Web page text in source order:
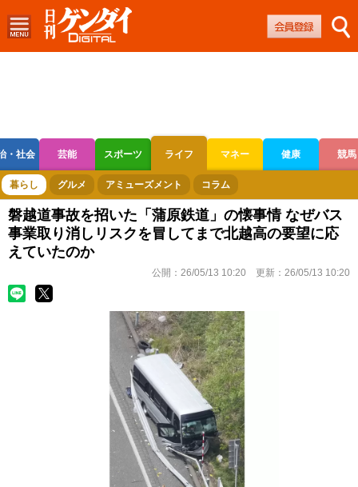
・社会 芸能 スポーツ ライフ マネー 健康 競馬
ボートレース 競輪 オートレース
暮らし グルメ アミューズメント コラム
磐越道事故を招いた「蒲原鉄道」の懐事情 なぜバス
事業取り消しリスクを冒してまで北越高の要望に応
えていたのか
公開： 26/05/13 10:20 更新： 26/05/13 10:20